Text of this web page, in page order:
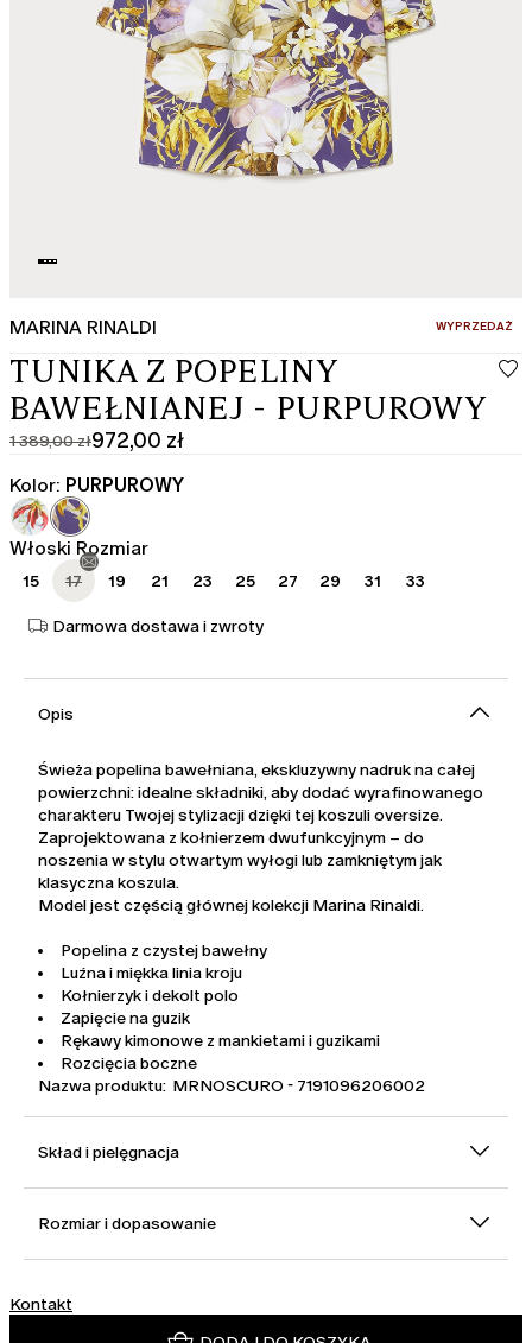
MARINA RINALDI :WYPRZEDAŻ
TUNIKA Z POPELINY
BAWEŁNIANEJ - PURPUROWY
1 389,00 zł
Cena
pierwotna
1 389,00
zł
972,00 zł
Aktualna
cena
972,00
zł
Kolor: PURPUROWY
Włoski Rozmiar
15 17 19 21 23 25 27 29 31 33
Darmowa dostawa i zwroty
Opis
Świeża popelina bawełniana, ekskluzywny nadruk na całej
powierzchni: idealne składniki, aby dodać wyrafinowanego
charakteru Twojej stylizacji dzięki tej koszuli oversize.
Zaprojektowana z kołnierzem dwufunkcyjnym – do
noszenia w stylu otwartym wyłogi lub zamkniętym jak
klasyczna koszula.
Model jest częścią głównej kolekcji Marina Rinaldi.
Popelina z czystej bawełny
Luźna i miękka linia kroju
Kołnierzyk i dekolt polo
Zapięcie na guzik
Rękawy kimonowe z mankietami i guzikami
Rozcięcia boczne
Nazwa produktu: MRNOSCURO - 7191096206002
Skład i pielęgnacja
Rozmiar i dopasowanie
Kontakt